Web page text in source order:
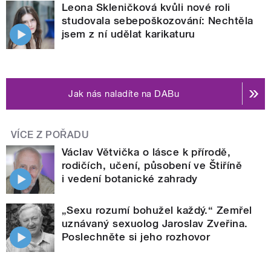
Leona Skleničková kvůli nové roli
studovala sebepoškozování: Nechtěla
jsem z ní udělat karikaturu
Jak nás naladíte na DABu
VÍCE Z POŘADU
Václav Větvička o lásce k přírodě,
rodičích, učení, působení ve Štiříně
i vedení botanické zahrady
„Sexu rozumí bohužel každý.“ Zemřel
uznávaný sexuolog Jaroslav Zveřina.
Poslechněte si jeho rozhovor